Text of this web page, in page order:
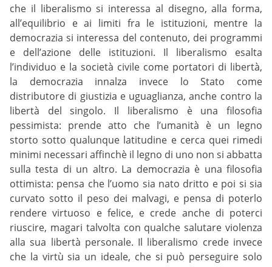
che il liberalismo si interessa al disegno, alla forma,
all’equilibrio e ai limiti fra le istituzioni, mentre la
democrazia si interessa del contenuto, dei programmi
e dell’azione delle istituzioni. Il liberalismo esalta
l’individuo e la società civile come portatori di libertà,
la democrazia innalza invece lo Stato come
distributore di giustizia e uguaglianza, anche contro la
libertà del singolo. Il liberalismo è una filosofia
pessimista: prende atto che l’umanità è un legno
storto sotto qualunque latitudine e cerca quei rimedi
minimi necessari affinchè il legno di uno non si abbatta
sulla testa di un altro. La democrazia è una filosofia
ottimista: pensa che l’uomo sia nato dritto e poi si sia
curvato sotto il peso dei malvagi, e pensa di poterlo
rendere virtuoso e felice, e crede anche di poterci
riuscire, magari talvolta con qualche salutare violenza
alla sua libertà personale. Il liberalismo crede invece
che la virtù sia un ideale, che si può perseguire solo